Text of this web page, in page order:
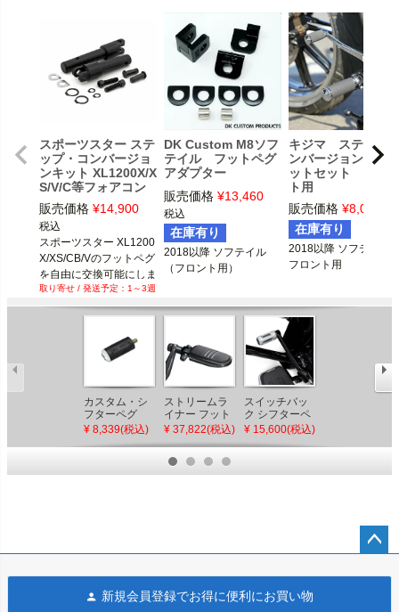
スポーツスター ステ
ップ・コンバージョ
ンキット XL1200X/X
S/V/C等フォアコン
用 ブラック
販売価格 ¥14,900
税込
スポーツスター XL1200
X/XS/CB/Vのフットペグ
を自由に交換可能にしま
1～3週
DK Custom M8ソフ
テイル フットペグ
アダプター
販売価格 ¥13,460
税込
在庫有り
2018以降 ソフテイル
（フロント用）
キジマ ステップ
ンバージョンブラ
ットセット フロ
ト用
販売価格 ¥8,030
在庫有り
2018以降 ソフテイル
フロント用
カスタム・シ
フターペグ
¥ 8,339(税込)
ストリームラ
イナー フット
ペグ グロスブ
¥ 37,822(税込)
スイッチバッ
ク シフターペ
グ (シルバー)
スター、ダイ
¥ 15,600(税込)
新規会員登録でお得に便利にお買い物